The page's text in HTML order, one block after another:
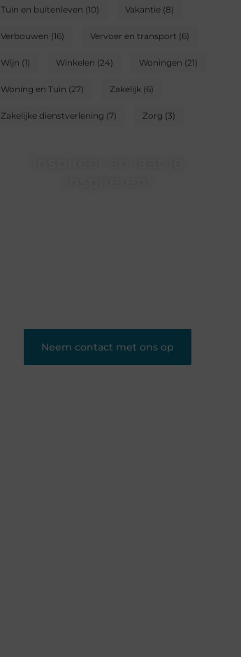
Tuin en buitenleven (10) Vakantie (8)
Verbouwen (16) Vervoer en transport (6)
Wijn (1) Winkelen (24) Woningen (21)
Woning en Tuin (27) Zakelijk (6)
Zakelijke dienstverlening (7) Zorg (3)
Neem contact met ons op